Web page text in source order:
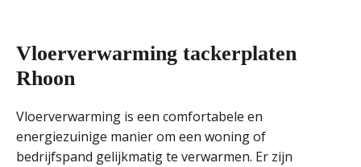
Vloerverwarming tackerplaten
Rhoon
Vloerverwarming is een comfortabele en
energiezuinige manier om een woning of
bedrijfspand gelijkmatig te verwarmen. Er zijn